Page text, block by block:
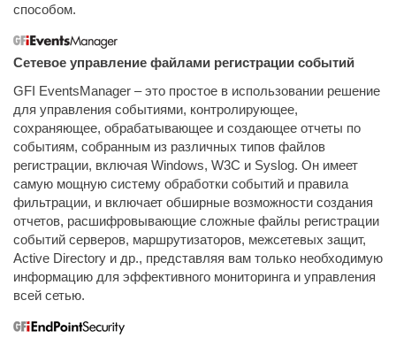
способом.
Сетевое управление файлами регистрации событий
GFI EventsManager – это простое в использовании решение
для управления событиями, контролирующее,
сохраняющее, обрабатывающее и создающее отчеты по
событиям, собранным из различных типов файлов
регистрации, включая Windows, W3C и Syslog. Он имеет
самую мощную систему обработки событий и правила
фильтрации, и включает обширные возможности создания
отчетов, расшифровывающие сложные файлы регистрации
событий серверов, маршрутизаторов, межсетевых защит,
Active Directory и др., представляя вам только необходимую
информацию для эффективного мониторинга и управления
всей сетью.